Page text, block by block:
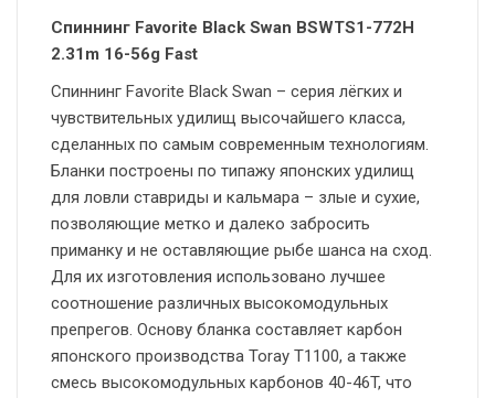
Спиннинг Favorite Black Swan BSWTS1-772H
2.31m 16-56g Fast
Спиннинг Favorite Black Swan – серия лёгких и
чувствительных удилищ высочайшего класса,
сделанных по самым современным технологиям.
Бланки построены по типажу японских удилищ
для ловли ставриды и кальмара – злые и сухие,
позволяющие метко и далеко забросить
приманку и не оставляющие рыбе шанса на сход.
Для их изготовления использовано лучшее
соотношение различных высокомодульных
препрегов. Основу бланка составляет карбон
японского производства Toray Т1100, а также
смесь высокомодульных карбонов 40-46T, что